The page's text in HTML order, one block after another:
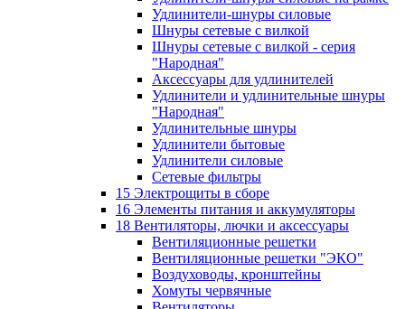
Удлинители-шнуры силовые
Шнуры сетевые с вилкой
Шнуры сетевые с вилкой - серия
"Народная"
Аксессуары для удлинителей
Удлинители и удлинительные шнуры
"Народная"
Удлинительные шнуры
Удлинители бытовые
Удлинители силовые
Сетевые фильтры
15 Электрощиты в сборе
16 Элементы питания и аккумуляторы
18 Вентиляторы, лючки и аксессуары
Вентиляционные решетки
Вентиляционные решетки "ЭКО"
Воздуховоды, кронштейны
Хомуты червячные